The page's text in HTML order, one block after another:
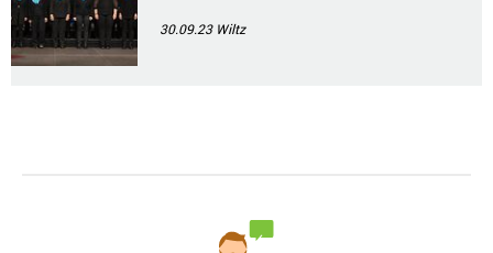
30.09.23 Wiltz